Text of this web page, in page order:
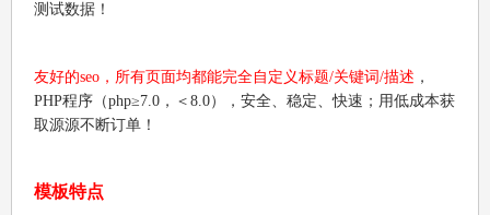
测试数据！
友好的seo，所有页面均都能完全自定义标题/关键词/描述 ，
PHP程序（php≥7.0，＜8.0），安全、稳定、快速；用低成本获
取源源不断订单！
模板特点